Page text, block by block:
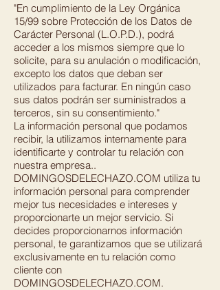
"En cumplimiento de la Ley Orgánica
15/99 sobre Protección de los Datos de
Carácter Personal (L.O.P.D.), podrá
acceder a los mismos siempre que lo
solicite, para su anulación o modificación,
excepto los datos que deban ser
utilizados para facturar. En ningún caso
sus datos podrán ser suministrados a
terceros, sin su consentimiento."
La información personal que podamos
recibir, la utilizamos internamente para
identificarte y controlar tu relación con
nuestra empresa..
DOMINGOSDELECHAZO.COM utiliza tu
información personal para comprender
mejor tus necesidades e intereses y
proporcionarte un mejor servicio. Si
decides proporcionarnos información
personal, te garantizamos que se utilizará
exclusivamente en tu relación como
cliente con
DOMINGOSDELECHAZO.COM.